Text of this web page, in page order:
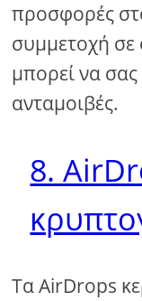
προσφορές
συμμετοχή
μπορεί να σας
ανταμοιβές.
8.
Τα AirDrops